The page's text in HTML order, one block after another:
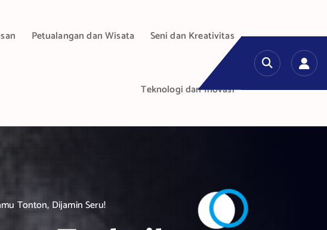
Petualangan dan Wisata Seni dan Kreativitas
Teknologi dan Inovasi
Tonton, Dijamin Seru!